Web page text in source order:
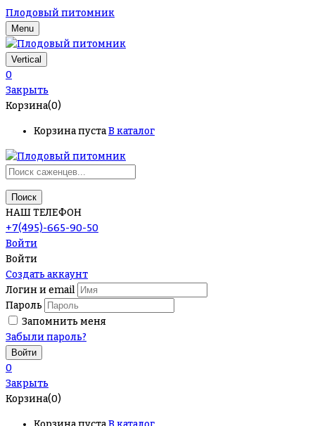
Плодовый питомник
Menu
Vertical
0
Закрыть
Корзина(0)
Корзина пустаВ каталог
Поиск
НАШ ТЕЛЕФОН
+7(495)-665-90-50
Войти
Войти
Создать аккаунт
Логин и email
Пароль
Запомнить меня
Забыли пароль?
0
Закрыть
Корзина(0)